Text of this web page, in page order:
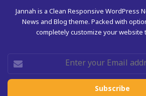
Jannah is a Clean Responsive WordPress
News and Blog theme. Packed with
completely customize your
Enter
your
Email